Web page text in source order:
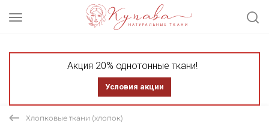
Акция 20% однотонные ткани!
Условия акции
Хлопковые ткани (хлопок)